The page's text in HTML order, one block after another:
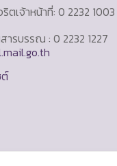
ตเจ้าหน้าที่: 0 2232 1003
รบรรณ : 0 2232 1227